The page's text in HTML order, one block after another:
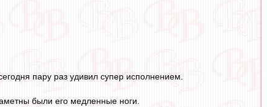
пару раз удивил супер исполнением.
были его медленные ноги.